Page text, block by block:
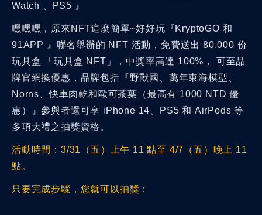
Watch 、PS5 』
嘿嘿嘿，原來NFT這麼簡單~好好玩『KryptoGO 和
91APP 』聯名舉辦的 NFT 活動，免費送出 80,000 份
玩具盒 「玩具盒 NFT」，中獎率高達 100%， 可至品
牌官網換優惠，品牌包括『野獸國、萬年東海模型、
Norns、快車肉乾和歐可茶葉（最高有 1000 NTD 優
惠）』參與者還可享 iPhone 14、PS5 和 AirPods 等
多項大禮之抽獎資格。
活動時間：3/31（五）上午 11 點至 4/7（五）晚上 11
點。
只要完成步驟，您就可以抽獎：